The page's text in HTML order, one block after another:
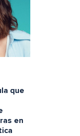
que
en